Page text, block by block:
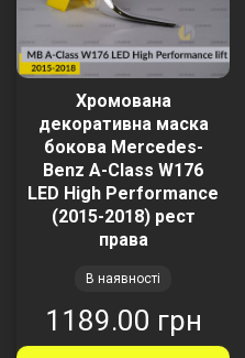
Хромована
декоративна маска
бокова Mercedes-
Benz A-Class W176
LED High Performance
(2015-2018) рест
права
В наявності
1189.00 грн